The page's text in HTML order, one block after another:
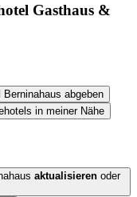
Gasthaus &
abgeben
in meiner Nähe
aktualisierenoder